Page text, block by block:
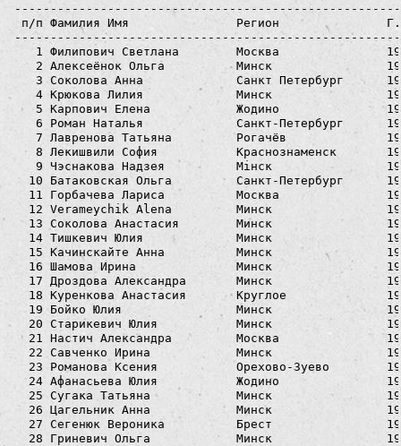
п/п Фамилия Имя               Регион               Г.р.
1 Филипович Светлана        Москва
2 Алексеёнок Ольга          Минск
3 Соколова Анна             Санкт Петербург
4 Крюкова Лилия             Минск
5 Карпович Елена            Жодино
6 Роман Наталья             Санкт-Петербург
7 Лавренова Татьяна         Рогачёв
8 Лекишвили София           Краснознаменск
9 Чэснакова Надзея          Мiнск
10 Батаковская Ольга         Санкт-Петербург
11 Горбачева Лариса          Москва
12 Verameychik Alena         Минск
13 Соколова Анастасия        Минск
14 Тишкевич Юлия             Минск
15 Качинскайте Анна          Минск
16 Шамова Ирина              Минск
17 Дроздова Александра       Минск
18 Куренкова Анастасия       Круглое
19 Бойко Юлия                Минск
20 Старикевич Юлия           Минск
21 Настич Александра         Москва
22 Савченко Ирина            Минск
23 Романова Ксения           Орехово-Зуево
24 Афанасьева Юлия           Жодино
25 Сугака Татьяна            Минск
26 Цагельник Анна            Минск
27 Сегенюк Вероника          Брест
28 Гриневич Ольга            Минск